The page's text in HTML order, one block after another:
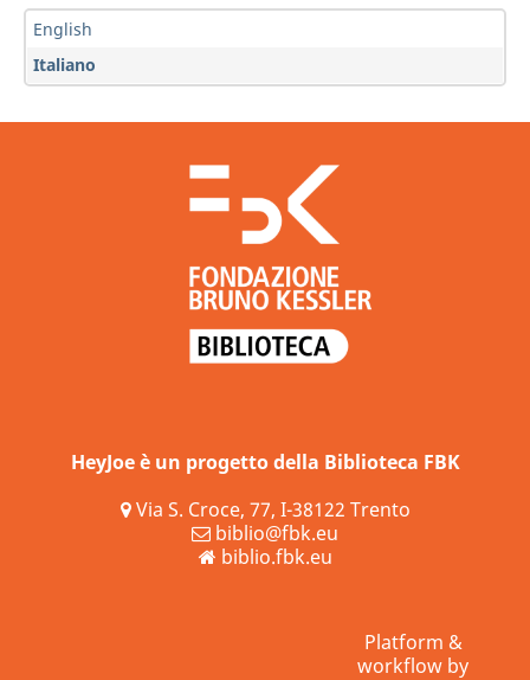
English
Italiano
HeyJoe è un progetto della Biblioteca FBK
Via S. Croce, 77, I-38122 Trento
biblio@fbk.eu
biblio.fbk.eu
Platform &
workflow by